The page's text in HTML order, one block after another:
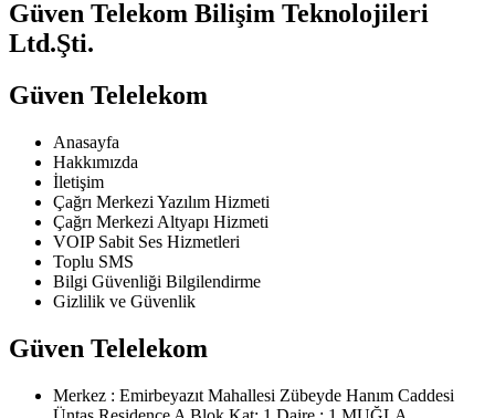
Güven Telekom Bilişim Teknolojileri
Ltd.Şti.
Güven Telelekom
Anasayfa
Hakkımızda
İletişim
Çağrı Merkezi Yazılım Hizmeti
Çağrı Merkezi Altyapı Hizmeti
VOIP Sabit Ses Hizmetleri
Toplu SMS
Bilgi Güvenliği Bilgilendirme
Gizlilik ve Güvenlik
Güven Telelekom
Merkez : Emirbeyazıt Mahallesi Zübeyde Hanım Caddesi